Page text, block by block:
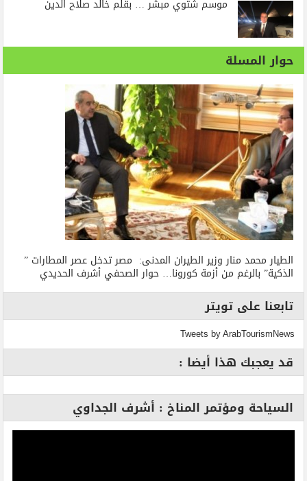
موسم شتوي مبشر … بقلم خالد صلاح الدين
حوار المسلة
الطيار محمد منار وزير الطيران المدنى: مصر تدخل عصر المطارات ”
الذكية” بالرغم من أزمة كورونا… حوار الصحفي أشرف الحديدي
تابعنا على تويتر
Tweets by ArabTourismNews
قد يعجبك هذا أيضا :
السياحة ومؤتمر المناخ : أشرف الجداوي